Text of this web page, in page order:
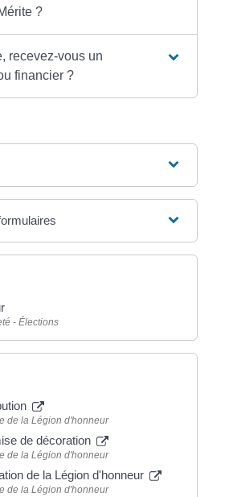
?
recevez-vous un
financier ?
- Élections
de la Légion d'honneur
de décoration
de la Légion d'honneur
de la Légion d'honneur
de la Légion d'honneur